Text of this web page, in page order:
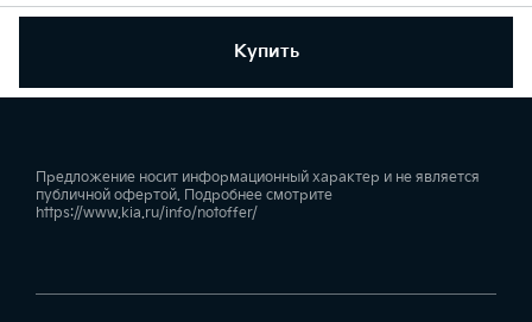
Купить
Предложение носит информационный характер и не является
публичной офертой. Подробнее смотрите
https://www.kia.ru/info/notoffer/